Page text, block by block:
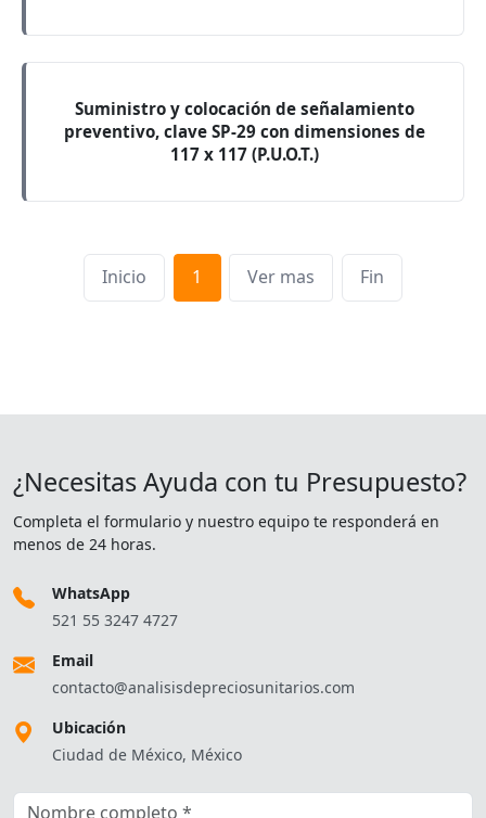
Suministro y colocación de señalamiento
preventivo, clave SP-29 con dimensiones de
117 x 117 (P.U.O.T.)
Inicio 1 Ver mas Fin
¿Necesitas Ayuda con tu Presupuesto?
Completa el formulario y nuestro equipo te responderá en
menos de 24 horas.
WhatsApp
521 55 3247 4727
Email
contacto@analisisdepreciosunitarios.com
Ubicación
Ciudad de México, México